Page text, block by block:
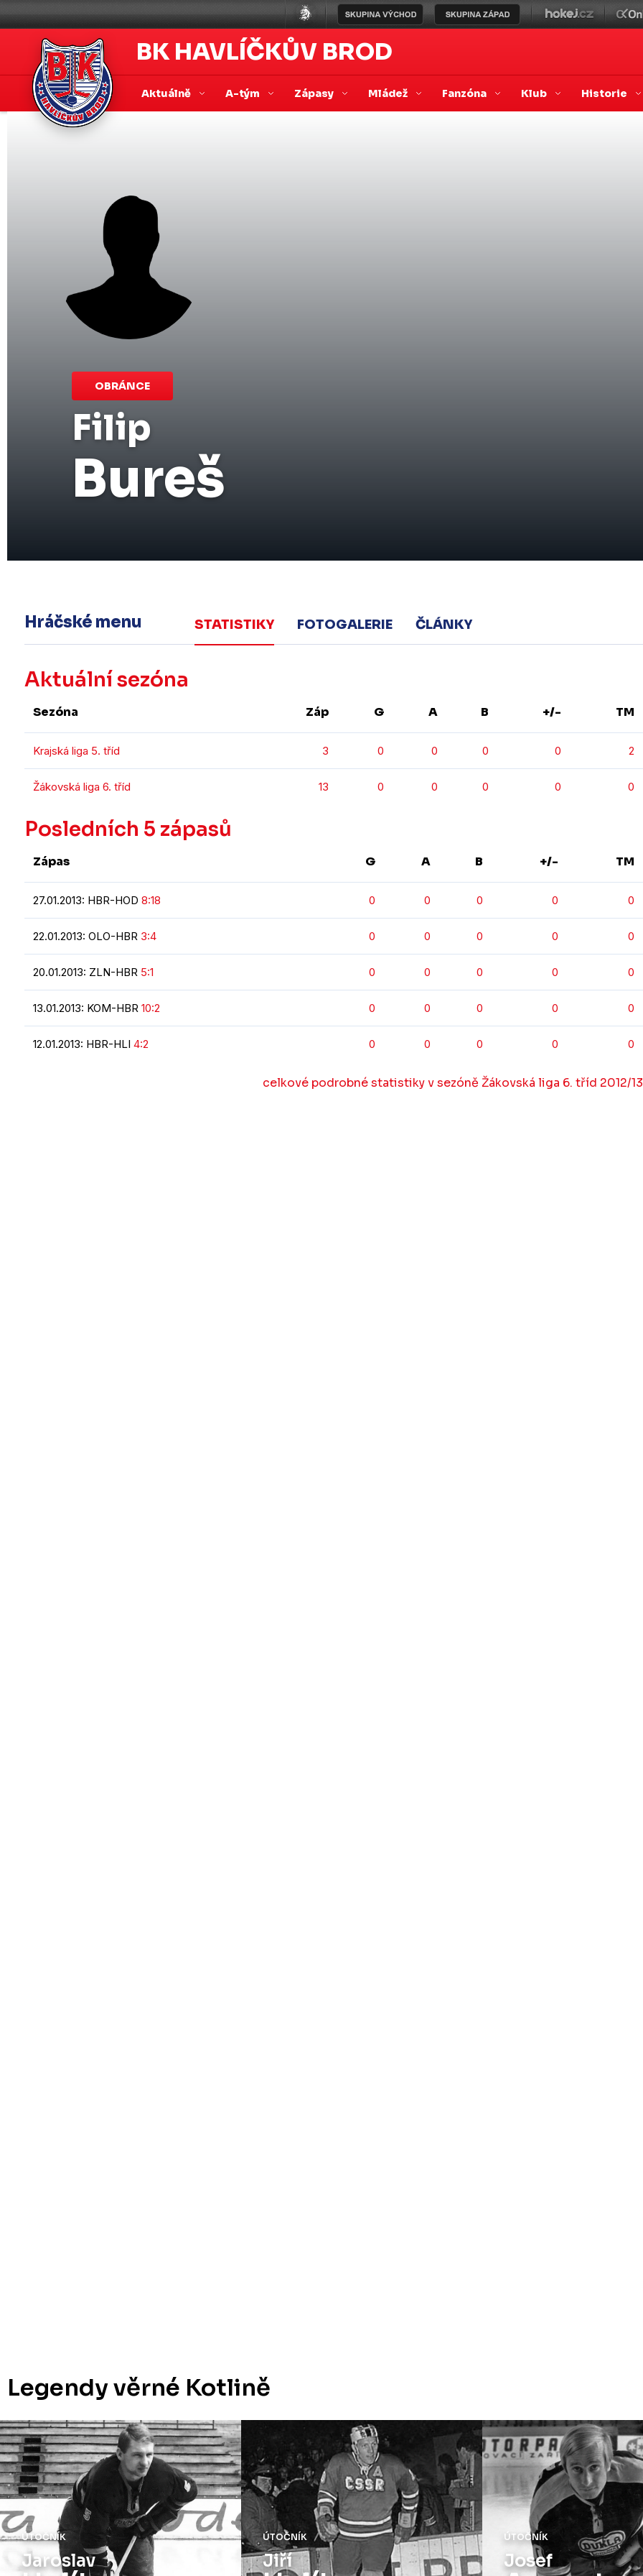
BK HAVLÍČKŮV BROD
Aktuálně A-tým Zápasy Mládež Fanzóna Klub Historie
OBRÁNCE
Filip
Bureš
Hráčské menu STATISTIKY FOTOGALERIE ČLÁNKY
Aktuální sezóna
Sezóna Záp G A B +/- TM
Krajská liga 5. tříd 3 0 0 0 0 2
Žákovská liga 6. tříd 13 0 0 0 0 0
Posledních 5 zápasů
Zápas G A B +/- TM
27.01.2013: HBR-HOD 8:18 0 0 0 0 0
22.01.2013: OLO-HBR 3:4 0 0 0 0 0
20.01.2013: ZLN-HBR 5:1 0 0 0 0 0
13.01.2013: KOM-HBR 10:2 0 0 0 0 0
12.01.2013: HBR-HLI 4:2 0 0 0 0 0
celkové podrobné statistiky v sezóně Žákovská liga 6. tříd 2012/13
Legendy věrné Kotlině
ÚTOČNÍK
Jaroslav
ÚTOČNÍK
Jiří
ÚTOČNÍK
Josef